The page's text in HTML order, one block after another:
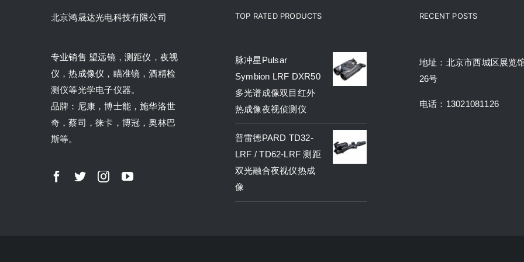
北京鸿晟达光电科技有限公司
专业销售 望远镜，测距仪，夜视
仪，热成像仪，瞄准镜，酒精检
测仪等光学电子仪器。
品牌：尼康，博士能，施华洛世
奇，蔡司，徕卡，博冠，奥林巴
斯等。
TOP RATED PRODUCTS
脉冲星Pulsar
Symbion LRF DXR50
多光谱成像双目红外
热成像夜视侦测仪
普雷德PARD TD32-
LRF / TD62-LRF 测距
双光融合夜视仪热成
像
RECENT POSTS
地址：北京市西城区展览
26号
电话：13021081126